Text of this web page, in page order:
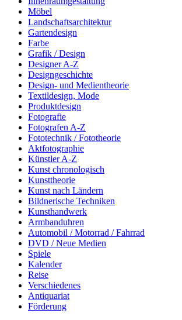
Möbel
Landschaftsarchitektur
Gartendesign
Farbe
Grafik / Design
Designer A-Z
Designgeschichte
Design- und Medientheorie
Textildesign, Mode
Produktdesign
Fotografie
Fotografen A-Z
Fototechnik / Fototheorie
Aktfotographie
Künstler A-Z
Kunst chronologisch
Kunsttheorie
Kunst nach Ländern
Bildnerische Techniken
Kunsthandwerk
Armbanduhren
Automobil / Motorrad / Fahrrad
DVD / Neue Medien
Spiele
Kalender
Reise
Verschiedenes
Antiquariat
Förderung